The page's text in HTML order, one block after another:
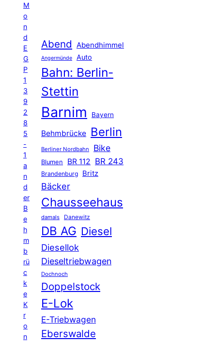
M
o
n
d
E
G
P
1
3
9
2
8
5
-
1
a
n
d
er
B
e
h
m
b
rü
c
k
e
K
r
o
n
Abend Abendhimmel
Angermünde Auto
Bahn: Berlin-
Stettin
Barnim Bayern
Behmbrücke Berlin
Berliner Nordbahn Bike
Blumen BR 112 BR 243
Brandenburg Britz
Bäcker
Chausseehaus
damals Danewitz
DB AG Diesel
Diesellok
Dieseltriebwagen
Dochnoch
Doppelstock
E-Lok
E-Triebwagen
Eberswalde